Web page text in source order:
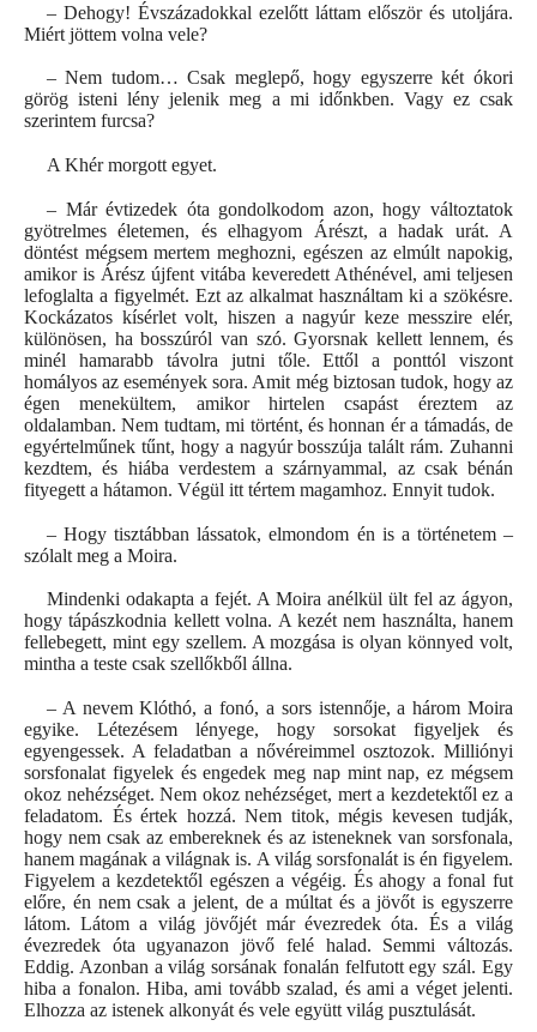
– Dehogy! Évszázadokkal ezelőtt láttam először és utoljára.
Miért jöttem volna vele?
– Nem tudom… Csak meglepő, hogy egyszerre két ókori
görög isteni lény jelenik meg a mi időnkben. Vagy ez csak
szerintem furcsa?
A Khér morgott egyet.
– Már évtizedek óta gondolkodom azon, hogy változtatok
gyötrelmes életemen, és elhagyom Árészt, a hadak urát. A
döntést mégsem mertem meghozni, egészen az elmúlt napokig,
amikor is Árész újfent vitába keveredett Athénével, ami teljesen
lefoglalta a figyelmét. Ezt az alkalmat használtam ki a szökésre.
Kockázatos kísérlet volt, hiszen a nagyúr keze messzire elér,
különösen, ha bosszúról van szó. Gyorsnak kellett lennem, és
minél hamarabb távolra jutni tőle. Ettől a ponttól viszont
homályos az események sora. Amit még biztosan tudok, hogy az
égen menekültem, amikor hirtelen csapást éreztem az
oldalamban. Nem tudtam, mi történt, és honnan ér a támadás, de
egyértelműnek tűnt, hogy a nagyúr bosszúja talált rám. Zuhanni
kezdtem, és hiába verdestem a szárnyammal, az csak bénán
fityegett a hátamon. Végül itt tértem magamhoz. Ennyit tudok.
– Hogy tisztábban lássatok, elmondom én is a történetem –
szólalt meg a Moira.
Mindenki odakapta a fejét. A Moira anélkül ült fel az ágyon,
hogy tápászkodnia kellett volna. A kezét nem használta, hanem
fellebegett, mint egy szellem. A mozgása is olyan könnyed volt,
mintha a teste csak szellőkből állna.
– A nevem Klóthó, a fonó, a sors istennője, a három Moira
egyike. Létezésem lényege, hogy sorsokat figyeljek és
egyengessek. A feladatban a nővéreimmel osztozok. Milliónyi
sorsfonalat figyelek és engedek meg nap mint nap, ez mégsem
okoz nehézséget. Nem okoz nehézséget, mert a kezdetektől ez a
feladatom. És értek hozzá. Nem titok, mégis kevesen tudják,
hogy nem csak az embereknek és az isteneknek van sorsfonala,
hanem magának a világnak is. A világ sorsfonalát is én figyelem.
Figyelem a kezdetektől egészen a végéig. És ahogy a fonal fut
előre, én nem csak a jelent, de a múltat és a jövőt is egyszerre
látom. Látom a világ jövőjét már évezredek óta. És a világ
évezredek óta ugyanazon jövő felé halad. Semmi változás.
Eddig. Azonban a világ sorsának fonalán felfutott egy szál. Egy
hiba a fonalon. Hiba, ami tovább szalad, és ami a véget jelenti.
Elhozza az istenek alkonyát és vele együtt világ pusztulását.